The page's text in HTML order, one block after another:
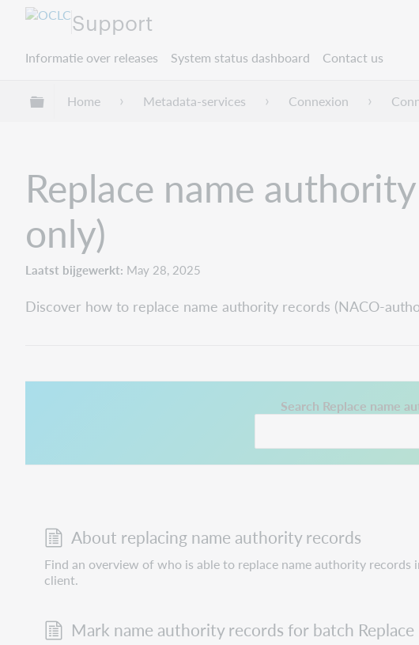
Support
Informatie over releases System status dashboard Contact us
Mondiale hiërarchie uitvouwen / samenvouwen
Home Metadata-services Connexion
Replace name
only)
Laatst bijgewerkt May 28, 2025
Discover how to replace name authority records (NACO-
Search Replace name
This link opens in a new tab.
About replacing name authority records
Find an overview of who is able to replace name authority records
client.
Mark name authority records for batch Replace